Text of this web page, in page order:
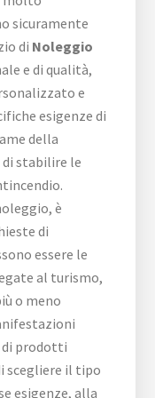
sicuramente
di Noleggio
e di qualità,
e
esigenze di
della
stabilire le
è
di
essere le
al turismo,
o meno
di prodotti
scegliere il tipo
esigenze, alla